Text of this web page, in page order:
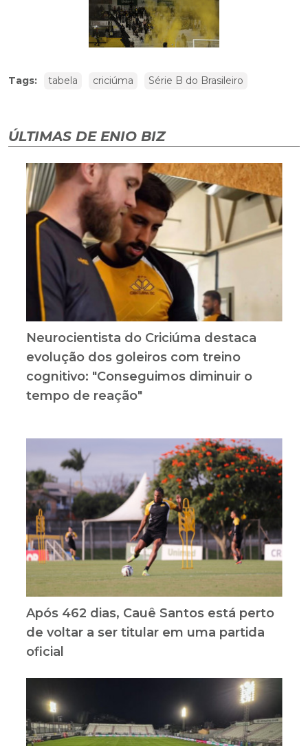
Tags: tabela criciúma Série B do Brasileiro
ÚLTIMAS DE ENIO BIZ
Neurocientista do Criciúma destaca
evolução dos goleiros com treino
cognitivo: "Conseguimos diminuir o
tempo de reação"
Após 462 dias, Cauê Santos está perto
de voltar a ser titular em uma partida
oficial